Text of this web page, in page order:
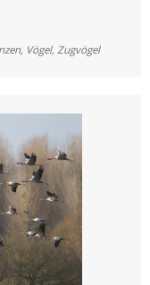
, Vögel, Zugvögel